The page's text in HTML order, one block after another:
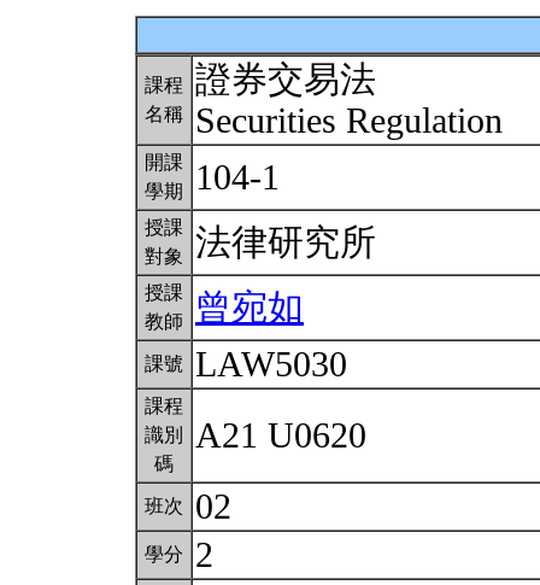
課程
名稱
證券交易法
Securities Regulation
開課
學期
104-1
授課
對象
法律研究所
授課
教師
曾宛如
課號 LAW5030
課程
識別
碼
A21 U0620
班次 02
學分 2